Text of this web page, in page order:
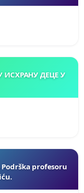
ДЕЦЕ У
profesoru